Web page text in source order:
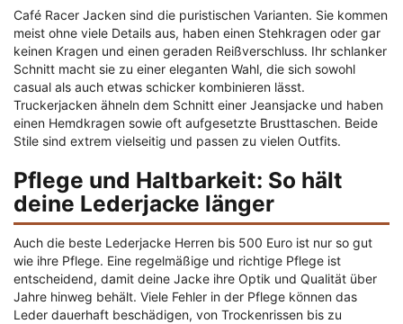
Café Racer Jacken sind die puristischen Varianten. Sie kommen
meist ohne viele Details aus, haben einen Stehkragen oder gar
keinen Kragen und einen geraden Reißverschluss. Ihr schlanker
Schnitt macht sie zu einer eleganten Wahl, die sich sowohl
casual als auch etwas schicker kombinieren lässt.
Truckerjacken ähneln dem Schnitt einer Jeansjacke und haben
einen Hemdkragen sowie oft aufgesetzte Brusttaschen. Beide
Stile sind extrem vielseitig und passen zu vielen Outfits.
Pflege und Haltbarkeit: So hält
deine Lederjacke länger
Auch die beste Lederjacke Herren bis 500 Euro ist nur so gut
wie ihre Pflege. Eine regelmäßige und richtige Pflege ist
entscheidend, damit deine Jacke ihre Optik und Qualität über
Jahre hinweg behält. Viele Fehler in der Pflege können das
Leder dauerhaft beschädigen, von Trockenrissen bis zu